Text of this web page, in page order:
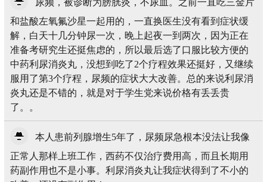
尿频，被诊断为膀胱炎，不尿血。之前一直吃三金片
和盐酸左氧氟沙星一起用的，一直换医生没有看到症状缓
解，白天十几分钟尿一次，晚上起夜一到两次，因为正在
准备考研究生还挺焦虑的，所以最后选了口服比较方便的
中药利尿消炎丸，没想到吃了2个疗程效果还挺好，又继续
服用了第3个疗程，尿频的症状大大改善。总的来说利尿消
炎丸还是不错的，就是对于学生党来说价格有丢丢贵
了。。
本人患前列腺增生5年了，尿频尿急根本没法让我像
正常人那样上班工作，西药不仅治疗费用高，而且长期用
药副作用也不是小事。利尿消炎丸让我症状得到了不小的